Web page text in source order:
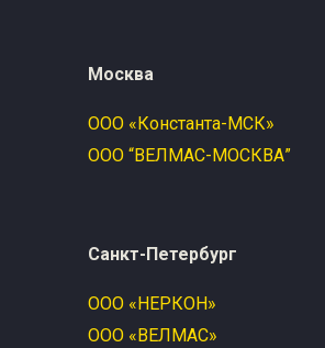
Москва
ООО «Константа-МСК»
ООО “ВЕЛМАС-МОСКВА”
Санкт-Петербург
ООО «НЕРКОН»
ООО «ВЕЛМАС»